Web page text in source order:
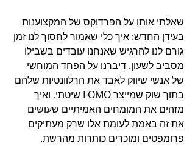
שאלתי אותו על הפרדוקס של המקצוענות
בעידן החדש: איך כלי שאמור לחסוך לנו זמן
גורם לנו להרגיש שאנחנו עובדים בשבילו
מסביב לשעון. דיברנו על הפחד המוחשי
של אנשי שיווק לאבד את הרלוונטיות שלהם
בתוך שוק שמייצר FOMO שיטתי, ואיך
מזהים את המומחים האמיתיים שעושים
את זה באמת לעומת אלו שרק מעתיקים
פרומפטים ומוכרים כותרות מהרשת.